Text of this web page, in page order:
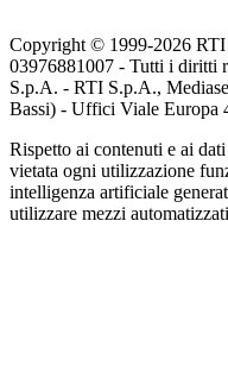
Copyright © 1999-2026 RTI
03976881007 - Tutti i diritti
S.p.A. - RTI S.p.A.,
Bassi) - Uffici Viale Europa
Rispetto ai contenuti e ai
vietata ogni utilizzazione
intelligenza artificiale
utilizzare mezzi